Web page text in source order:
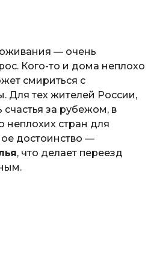
— очень
Кого-то и дома неплохо
смириться с
Для тех жителей России,
счастья за рубежом, в
неплохих стран для
достоинство —
, что делает переезд